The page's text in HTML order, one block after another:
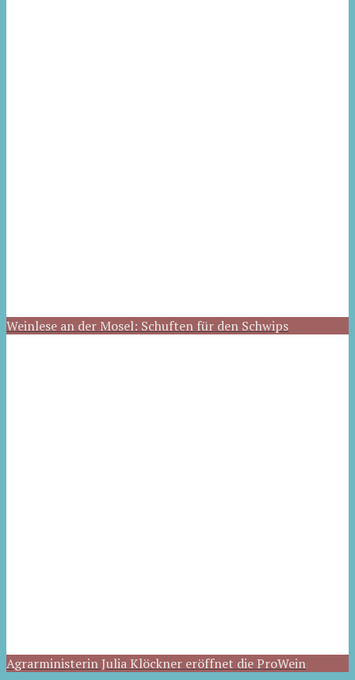
Weinlese an der Mosel: Schuften für den Schwips
Agrarministerin Julia Klöckner eröffnet die ProWein